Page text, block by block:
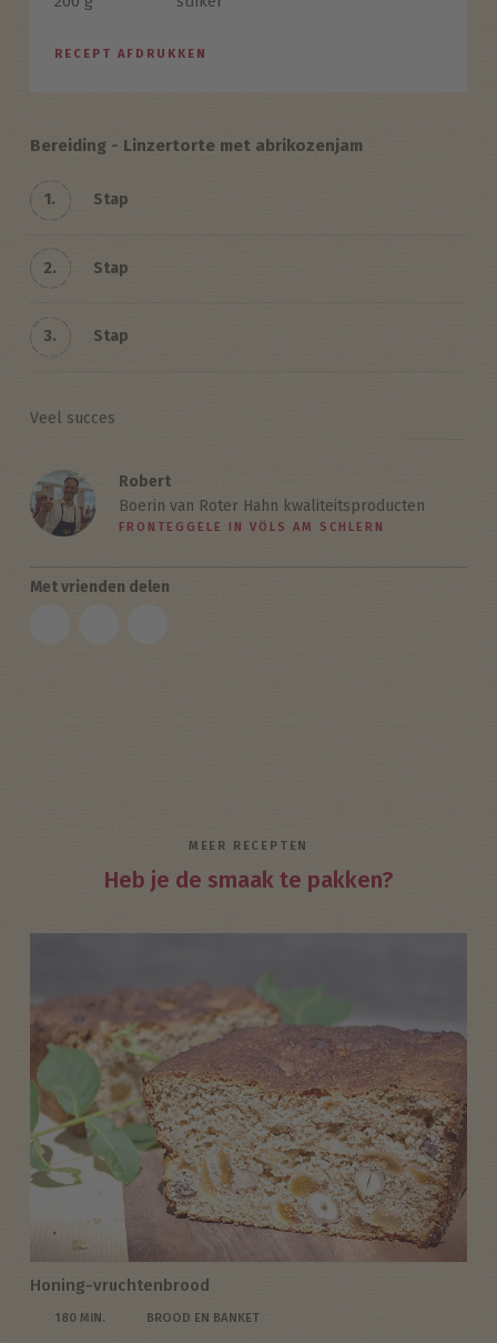
RECEPT AFDRUKKEN
Bereiding - Linzertorte met abrikozenjam
1. Stap
2. Stap
3. Stap
Veel succes
Robert
Boerin van Roter Hahn kwaliteitsproducten
FRONTEGGELE IN VÖLS AM SCHLERN
Met vrienden delen
MEER RECEPTEN
Heb je de smaak te pakken?
Honing-vruchtenbrood
180 MIN. BROOD EN BANKET